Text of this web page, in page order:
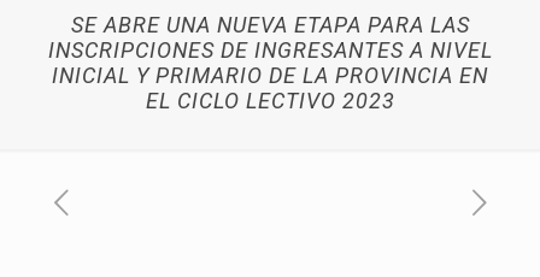
SE ABRE UNA NUEVA ETAPA PARA LAS
INSCRIPCIONES DE INGRESANTES A NIVEL
INICIAL Y PRIMARIO DE LA PROVINCIA EN
EL CICLO LECTIVO 2023